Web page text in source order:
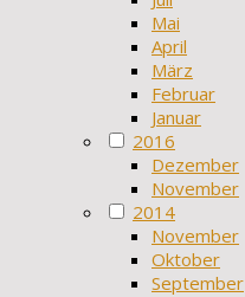
Mai
April
März
Februar
Januar
2016
Dezember
November
2014
November
Oktober
September